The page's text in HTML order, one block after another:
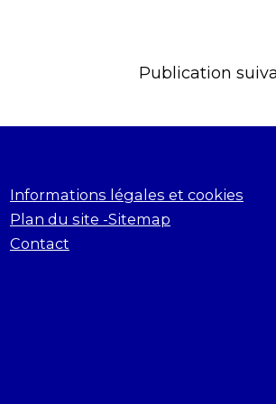
Publication
Informations légales et cookies
Plan du site -Sitemap
Contact